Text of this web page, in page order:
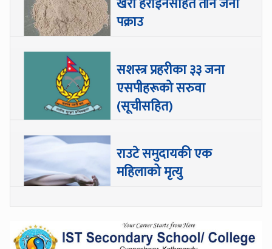
पक्राउ
सशस्त्र प्रहरीका ३३ जना
एसपीहरूको सरुवा
(सूचीसहित)
राउटे समुदायकी एक
महिलाको मृत्यु